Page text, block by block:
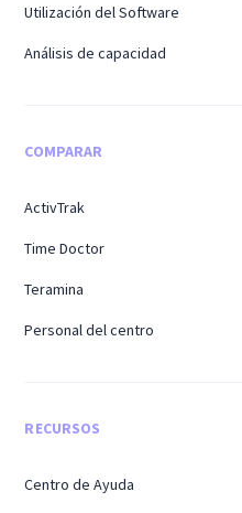
Utilización del Software
Análisis de capacidad
COMPARAR
ActivTrak
Time Doctor
Teramina
Personal del centro
RECURSOS
Centro de Ayuda